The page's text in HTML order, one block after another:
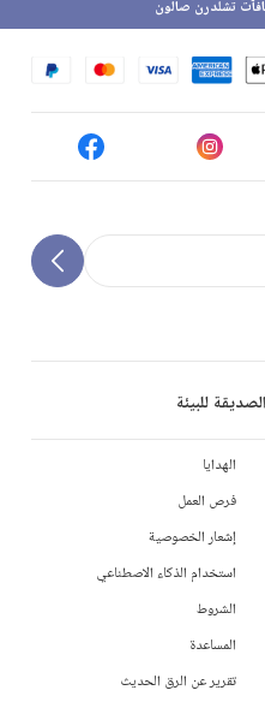
للبيئة
تشلدرن صالون
الهدايا
فرص العمل
إشعار الخصوصية
استخدام الذكاء الاصطناعي
الشروط
المساعدة
تقرير عن الرق الحديث